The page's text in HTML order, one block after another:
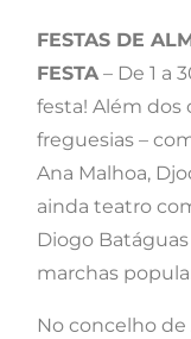
FESTAS DE
FESTA– De 1 a
festa! Além dos
freguesias –
Ana Malhoa,
ainda teatro
Diogo
marchas
No concelho